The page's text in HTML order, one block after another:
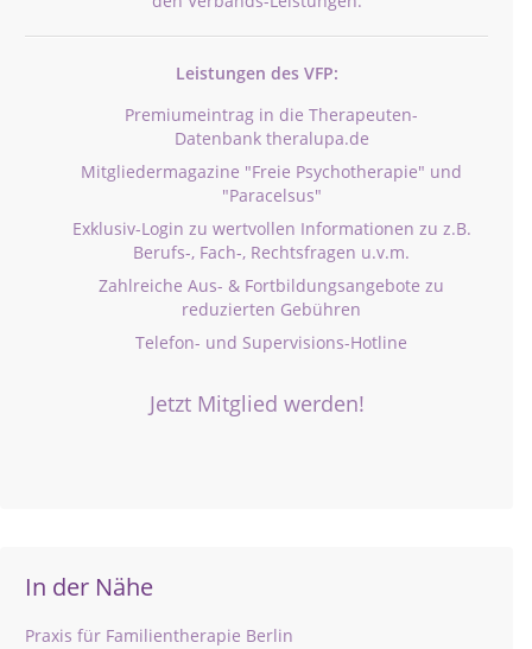
Leistungen des VFP:
Premiumeintrag in die Therapeuten-
Datenbank theralupa.de
Mitgliedermagazine "Freie Psychotherapie" und
"Paracelsus"
Exklusiv-Login zu wertvollen Informationen zu z.B.
Berufs-, Fach-, Rechtsfragen u.v.m.
Zahlreiche Aus- & Fortbildungsangebote zu
reduzierten Gebühren
Telefon- und Supervisions-Hotline
Jetzt Mitglied werden!
In der Nähe
Praxis für Familientherapie Berlin